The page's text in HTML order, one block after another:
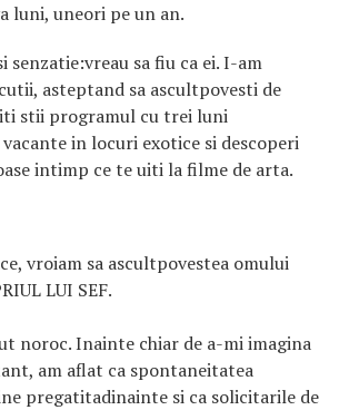
luni, uneori pe un an.
senzatie:vreau sa fiu ca ei. I-am
asteptand sa ascultpovesti de
iti stii programul cu trei luni
in locuri exotice si descoperi
intimp ce te uiti la filme de arta.
vroiam sa ascultpovestea omului
LUI SEF.
noroc. Inainte chiar de a-mi imagina
am aflat ca spontaneitatea
pregatitadinainte si ca solicitarile de